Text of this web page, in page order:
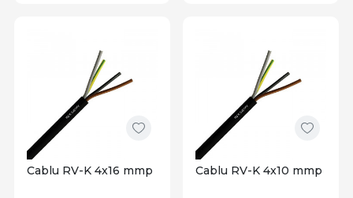
Cablu RV-K 4x16 mmp Cablu RV-K 4x10 mmp